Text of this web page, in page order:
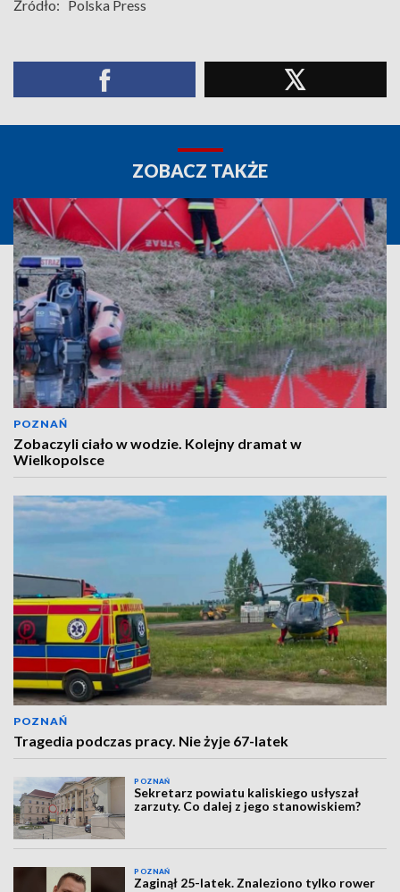
Źródło: Polska Press
ZOBACZ TAKŻE
POZNAŃ
Zobaczyli ciało w wodzie. Kolejny dramat w
Wielkopolsce
POZNAŃ
Tragedia podczas pracy. Nie żyje 67-latek
POZNAŃ
Sekretarz powiatu kaliskiego usłyszał
zarzuty. Co dalej z jego stanowiskiem?
POZNAŃ
Zaginął 25-latek. Znaleziono tylko rower